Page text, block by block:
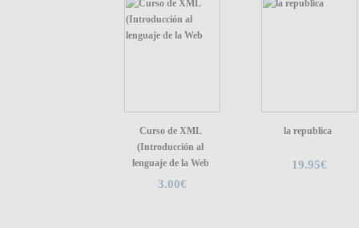
Curso de XML
(Introducción al
lenguaje de la Web
3.00€
la republica
19.95€